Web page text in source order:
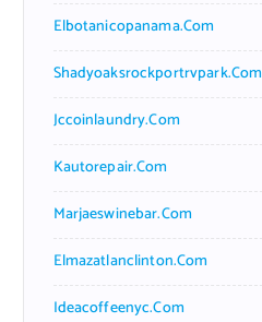
Elbotanicopanama.com
Shadyoaksrockportrvpark.com
Jccoinlaundry.com
Kautorepair.com
Marjaeswinebar.com
Elmazatlanclinton.com
Ideacoffeenyc.com